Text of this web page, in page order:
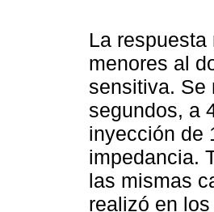
La
menores al
sensitiva. Se
segundos, a
inyección de
impedancia.
las mismas
realizó en